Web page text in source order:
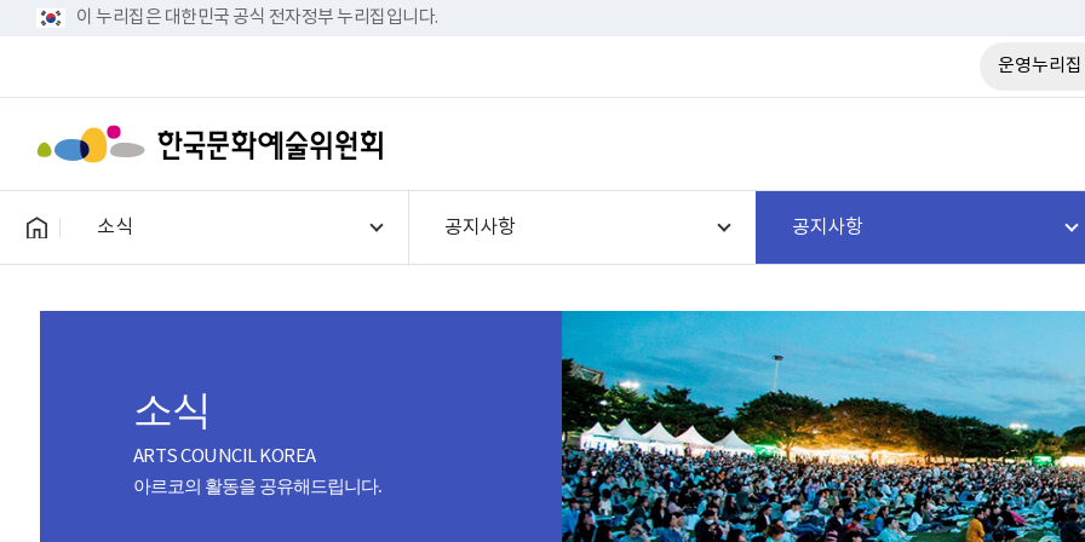
이 누리집은 대한민국 공식 전자정부 누리집입니다.
운영누리집
소식 공지사항 공지사항
소식
ARTS COUNCIL KOREA
아르코의 활동을 공유해드립니다.